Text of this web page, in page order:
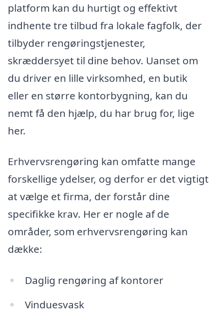
platform kan du hurtigt og effektivt
indhente tre tilbud fra lokale fagfolk, der
tilbyder rengøringstjenester,
skræddersyet til dine behov. Uanset om
du driver en lille virksomhed, en butik
eller en større kontorbygning, kan du
nemt få den hjælp, du har brug for, lige
her.
Erhvervsrengøring kan omfatte mange
forskellige ydelser, og derfor er det vigtigt
at vælge et firma, der forstår dine
specifikke krav. Her er nogle af de
områder, som erhvervsrengøring kan
dække:
Daglig rengøring af kontorer
Vinduesvask